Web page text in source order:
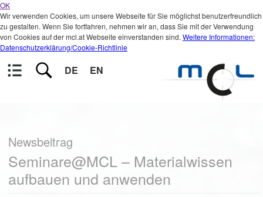
OK
Wir verwenden Cookies, um unsere Webseite für Sie möglichst benutzerfreundlich
zu gestalten. Wenn Sie fortfahren, nehmen wir an, dass Sie mit der Verwendung
von Cookies auf der mcl.at Webseite einverstanden sind. Weitere Informationen:
Datenschutzerklärung/Cookie-Richtlinie
DE EN
Newsbeitrag
Seminare@MCL – Materialwissen
aufbauen und anwenden